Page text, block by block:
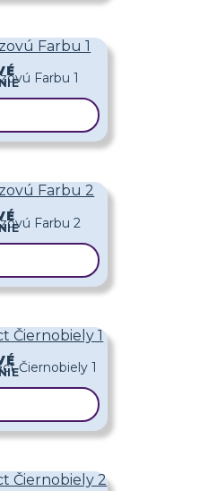
Farbu 1
Farbu 2
Čiernobiely 1
Čiernobiely 2